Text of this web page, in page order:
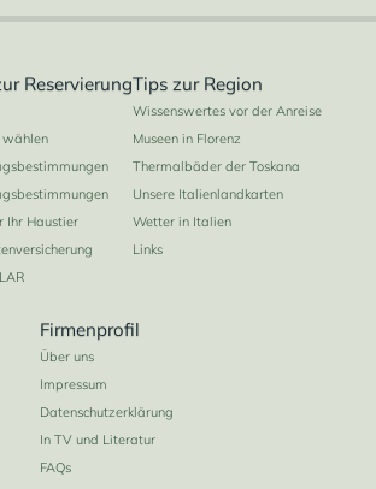
Reservierung
wählen
Ihr Haustier
Tips zur Region
Wissenswertes vor der Anreise
Museen in Florenz
Thermalbäder der Toskana
Unsere Italienlandkarten
Wetter in Italien
Links
Firmenprofil
Über uns
Impressum
Datenschutzerklärung
In TV und Literatur
FAQs